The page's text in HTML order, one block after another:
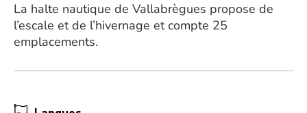
La halte nautique de Vallabrègues propose de
l’escale et de l’hivernage et compte 25
emplacements.